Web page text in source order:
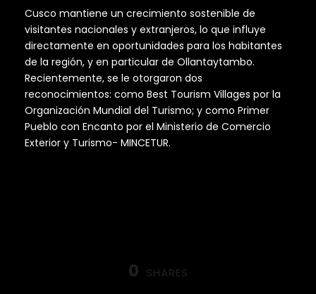
Cusco mantiene un crecimiento sostenible de
visitantes nacionales y extranjeros, lo que influye
directamente en oportunidades para los habitantes
de la región, y en particular de Ollantaytambo.
Recientemente, se le otorgaron dos
reconocimientos: como Best Tourism Villages por la
Organización Mundial del Turismo; y como Primer
Pueblo con Encanto por el Ministerio de Comercio
Exterior y Turismo- MINCETUR.
0 SHARES